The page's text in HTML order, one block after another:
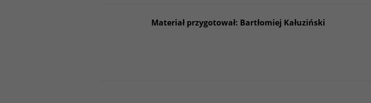
Materiał przygotował: Bartłomiej Kałuziński